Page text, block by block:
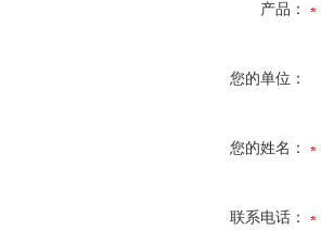
产品：
您的单位：
您的姓名：
联系电话：